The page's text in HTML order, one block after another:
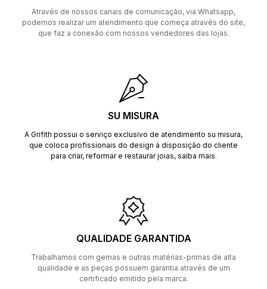
Através de nossos canais de comunicação, via Whatsapp,
podemos realizar um atendimento que começa através do site,
que faz a conexão com nossos vendedores das lojas.
SU MISURA
A Grifith possui o serviço exclusivo de atendimento su misura,
que coloca profissionais do design à disposição do cliente
para criar, reformar e restaurar joias, saiba mais.
QUALIDADE GARANTIDA
Trabalhamos com gemas e outras matérias-primas de alta
qualidade e as peças possuem garantia através de um
certificado emitido pela marca.